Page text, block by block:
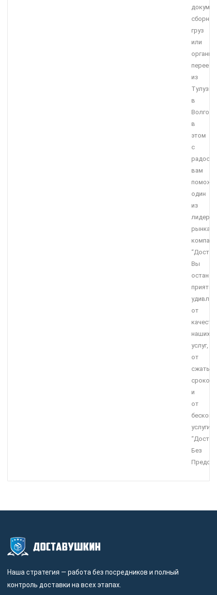
сборный
груз
или
переезд
из
Тулузы
в
в
этом
с
вам
один
из
лидеров
рынка,
Вы
приятно
от
наших
услуг,
от
сжатых
сроков
и
от
услуги
Без
Наша стратегия — работа без посредников и полный
контроль доставки на всех этапах.